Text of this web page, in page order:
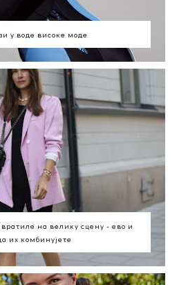
у воде високе моде
на велику сцену - ево и
их комбинујете